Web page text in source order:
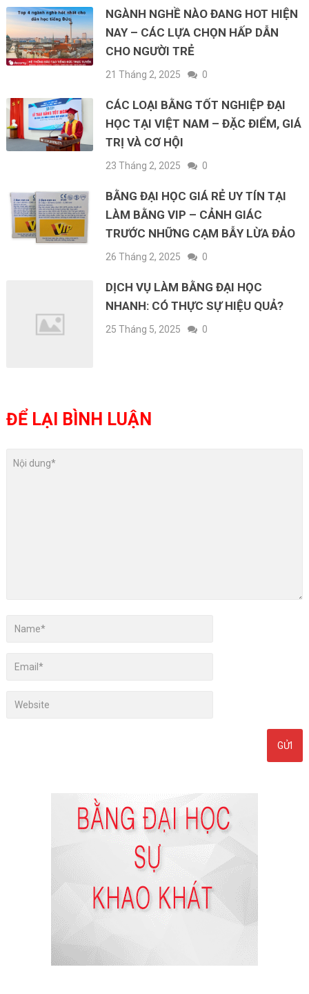
NGÀNH NGHỀ NÀO ĐANG HOT HIỆN
NAY – CÁC LỰA CHỌN HẤP DẪN
CHO NGƯỜI TRẺ
21 Tháng 2, 2025 0
CÁC LOẠI BẰNG TỐT NGHIỆP ĐẠI
HỌC TẠI VIỆT NAM – ĐẶC ĐIỂM, GIÁ
TRỊ VÀ CƠ HỘI
23 Tháng 2, 2025 0
BẰNG ĐẠI HỌC GIÁ RẺ UY TÍN TẠI
LÀM BẰNG VIP – CẢNH GIÁC
TRƯỚC NHỮNG CẠM BẪY LỪA ĐẢO
26 Tháng 2, 2025 0
DỊCH VỤ LÀM BẰNG ĐẠI HỌC
NHANH: CÓ THỰC SỰ HIỆU QUẢ?
25 Tháng 5, 2025 0
ĐỂ LẠI BÌNH LUẬN